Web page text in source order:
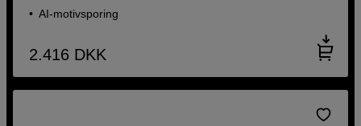
AI-motivsporing
2.416 DKK